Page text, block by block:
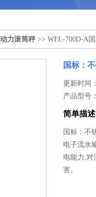
力滚筒秤 >> WFL-700D-A
国标：
更新时间
产品型
简单描述
国标：不
电子流水
电能力,对
害。